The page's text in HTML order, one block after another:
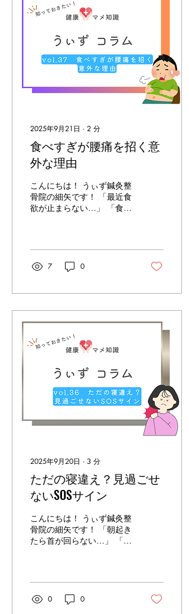
2025年9月21日 ∙ 2 分
食べすぎが腰痛を招く意
外な理由
こんにちは！ うぃず鍼灸整
骨院の細矢です！ 「最近食
欲が止まらない…」 「食べ
ぎ”が腰痛の原因になるこ
とがあるんです。 ■ なぜ食
べすぎで腰痛に？...
7 0
2025年9月20日 ∙ 3 分
ただの寝違え？見過ごせ
ないSOSサイン
こんにちは！ うぃず鍼灸整
骨院の細矢です！ 「朝起き
たら首が回らない…」 「物
に襲われたことはありませ
んか？ 多くの方が「寝方が
悪かっただけ」「ちょっと
0 0